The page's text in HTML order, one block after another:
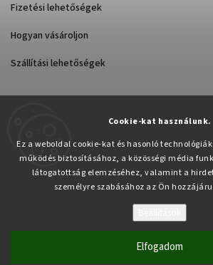
Cookie-kat használunk.
Ez a weboldal cookie-kat és hasonló
működés biztosításához, a közösségi média
látogatottság elemzéséhez, valamint a
személyre szabásához az Ön
Elfogadom
Fizetési lehetőségek
Hogyan vásároljon
Szállítási lehetőségek
Copyright 2026Pabex.hu. Minden
Süti beállítások szerkesztése